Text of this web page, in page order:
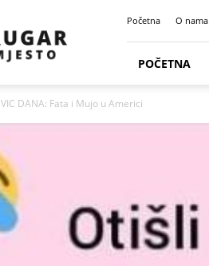
Početna O nama
POČETNA
VIC DANA: Fata i Mujo u Americi